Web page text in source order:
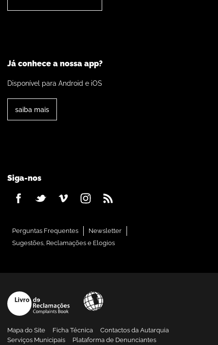
Já conhece a nossa app?
Disponível para Android e iOS
saiba mais
Siga-nos
Perguntas Frequentes
Newsletter
Sugestões, Reclamações e Elogios
Mapa do Site Ficha Técnica
Contactos da Autarquia
Serviços Municipais
Plataforma de Denunciantes